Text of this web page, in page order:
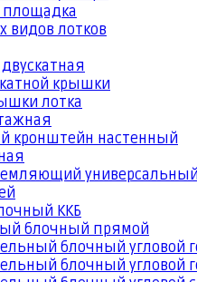
площадка
видов лотков
крышки
лотка
кронштейн настенный
универсальный
ККБ
блочный прямой
блочный угловой
блочный угловой